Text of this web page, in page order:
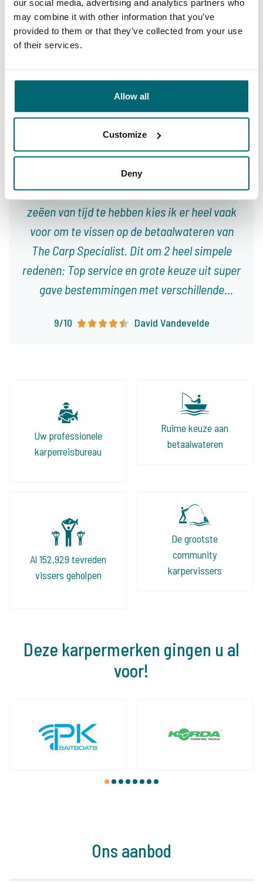
our social media, advertising and analytics partners who
may combine it with other information that you’ve
provided to them or that they’ve collected from your use
of their services.
Allow all
Customize
Deny
Van onze klanten
Met karpervissen als passie, maar zonder
zeëen van tijd te hebben kies ik er heel vaak
voor om te vissen op de betaalwateren van
The Carp Specialist. Dit om 2 heel simpele
redenen: Top service en grote keuze uit super
gave bestemmingen met verschillende
visvakanties die op het lijf geschreven zijn!
9/10 David Vandevelde
Uw professionele
karperreisbureau
Ruime keuze aan
betaalwateren
Al 152.929 tevreden
vissers geholpen
De grootste
community
karpervissers
Deze karpermerken gingen u al
voor!
1 2 3 4 5 6 7 8
Ons aanbod